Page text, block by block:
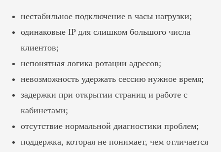
нестабильное подключение в часы нагрузки;
одинаковые IP для слишком большого числа
клиентов;
непонятная логика ротации адресов;
невозможность удержать сессию нужное время;
задержки при открытии страниц и работе с
кабинетами;
отсутствие нормальной диагностики проблем;
поддержка, которая не понимает, чем отличается